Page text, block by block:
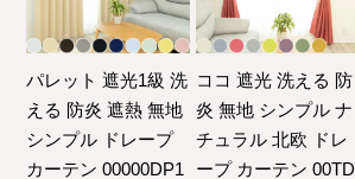
パレット 遮光1級 洗
える 防炎 遮熱 無地
シンプル ドレープ
カーテン 00000DP1
ココ 遮光 洗える 防
炎 無地 シンプル ナ
チュラル 北欧 ドレ
ープ カーテン 00TD